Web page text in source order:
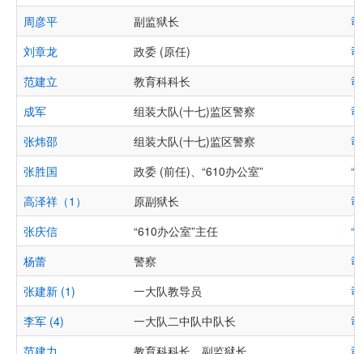
周彦平
副监狱长
刘章龙
政委 (原任)
范建立
教育科科长
成军
组装大队(十七)监区警察
张炜邵
组装大队(十七)监区警察
张胜国
政委 (前任)、“610办公室”
高泽祥（1）
原副狱长
张庆信
“610办公室”主任
杨蕾
警察
张建新 (1)
一大队教导员
李军 (4)
一大队二中队中队长
范建力
教育科科长、副监狱长